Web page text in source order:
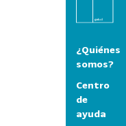
¿Quiénes
somos?
Centro
de
ayuda